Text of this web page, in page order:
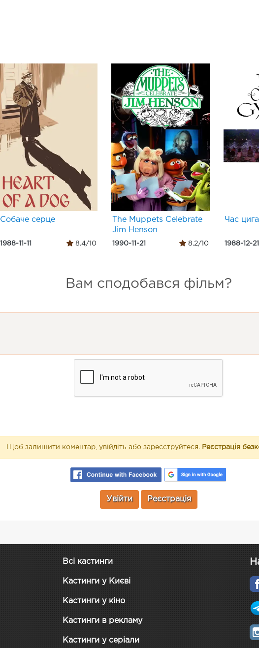
Собаче серце
1988-11-11 8.4/10
The Muppets Celebrate
Jim Henson
1990-11-21 8.2/10
Час
1988-12-21
Вам сподобався фільм?
Щоб залишити коментар, увійдіть або зареєструйтеся. Реєстрація
Увійти Реєстрація
Всі кастинги
Кастинги у Києві
Кастинги у кіно
Кастинги в рекламу
Кастинги у серіали